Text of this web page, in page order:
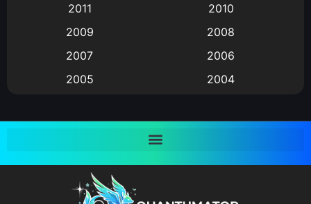
Big tits (นมใหญ่)
Bitch (ผู้หญิงร่าน)
Bondage (ทาส)(1)
2011
2010
2009
2008
2007
2006
2005
2004
2001
2000
1997
1993